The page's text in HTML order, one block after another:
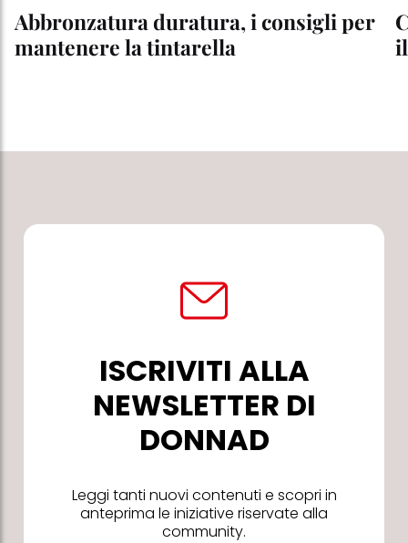
Abbronzatura duratura, i consigli per
mantenere la tintarella
ISCRIVITI ALLA
NEWSLETTER DI
DONNAD
Leggi tanti nuovi contenuti e scopri in
anteprima le iniziative riservate alla
community.